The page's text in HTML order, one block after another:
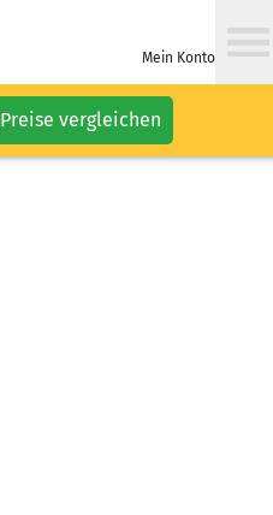
Mein Konto
Preise vergleichen